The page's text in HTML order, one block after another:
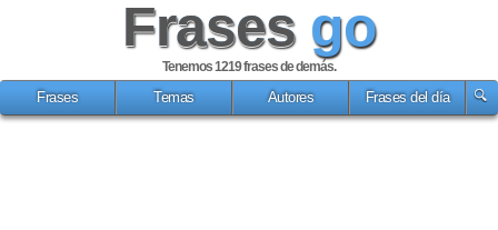
Frases go
Tenemos 1219frases de demás.
Frases
Temas Autores Frases del día